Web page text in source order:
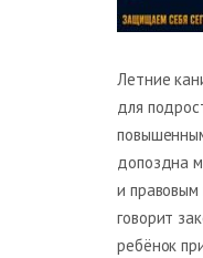
Летние
для
допоздна
и правовым
говорит
ребёнок